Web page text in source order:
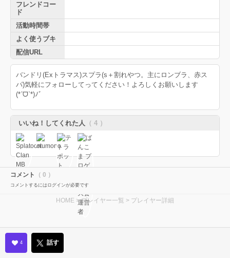
フレンドコー
ド
活動時間帯
よく使うブキ
配信URL
バンドリ(Exトラマス)スプラ(s＋割れやつ。主にロンブラ、赤ス
パ)気軽にフォローしてってください！よろしくお願いします
(*ˊᗜˋ*)ﾉﾞ
いいね！してくれた人 （ 4 ）
コメント （ 0 ）
コメントするにはログインが必要です
HOME >プレイヤー一覧 > プレイヤー詳細
4 話す